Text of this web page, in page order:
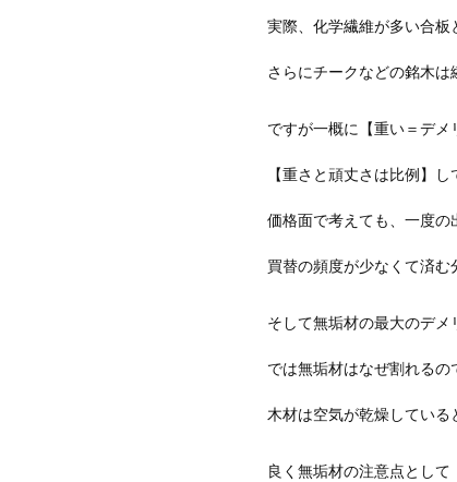
実際、化学繊維が多い合板
さらにチークなどの銘木は
ですが一概に【重い＝デメ
【重さと頑丈さは比例】
価格面で考えても、一度の
買替の頻度が少なくて済む
そして無垢材の最大のデメ
では無垢材はなぜ割れるの
木材は空気が乾燥している
良く無垢材の注意点とし